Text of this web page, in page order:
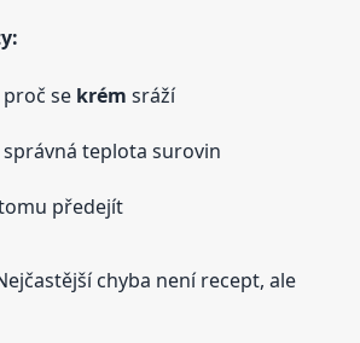
proč se krém sráží
správná teplota surovin
předejít
chyba není recept, ale